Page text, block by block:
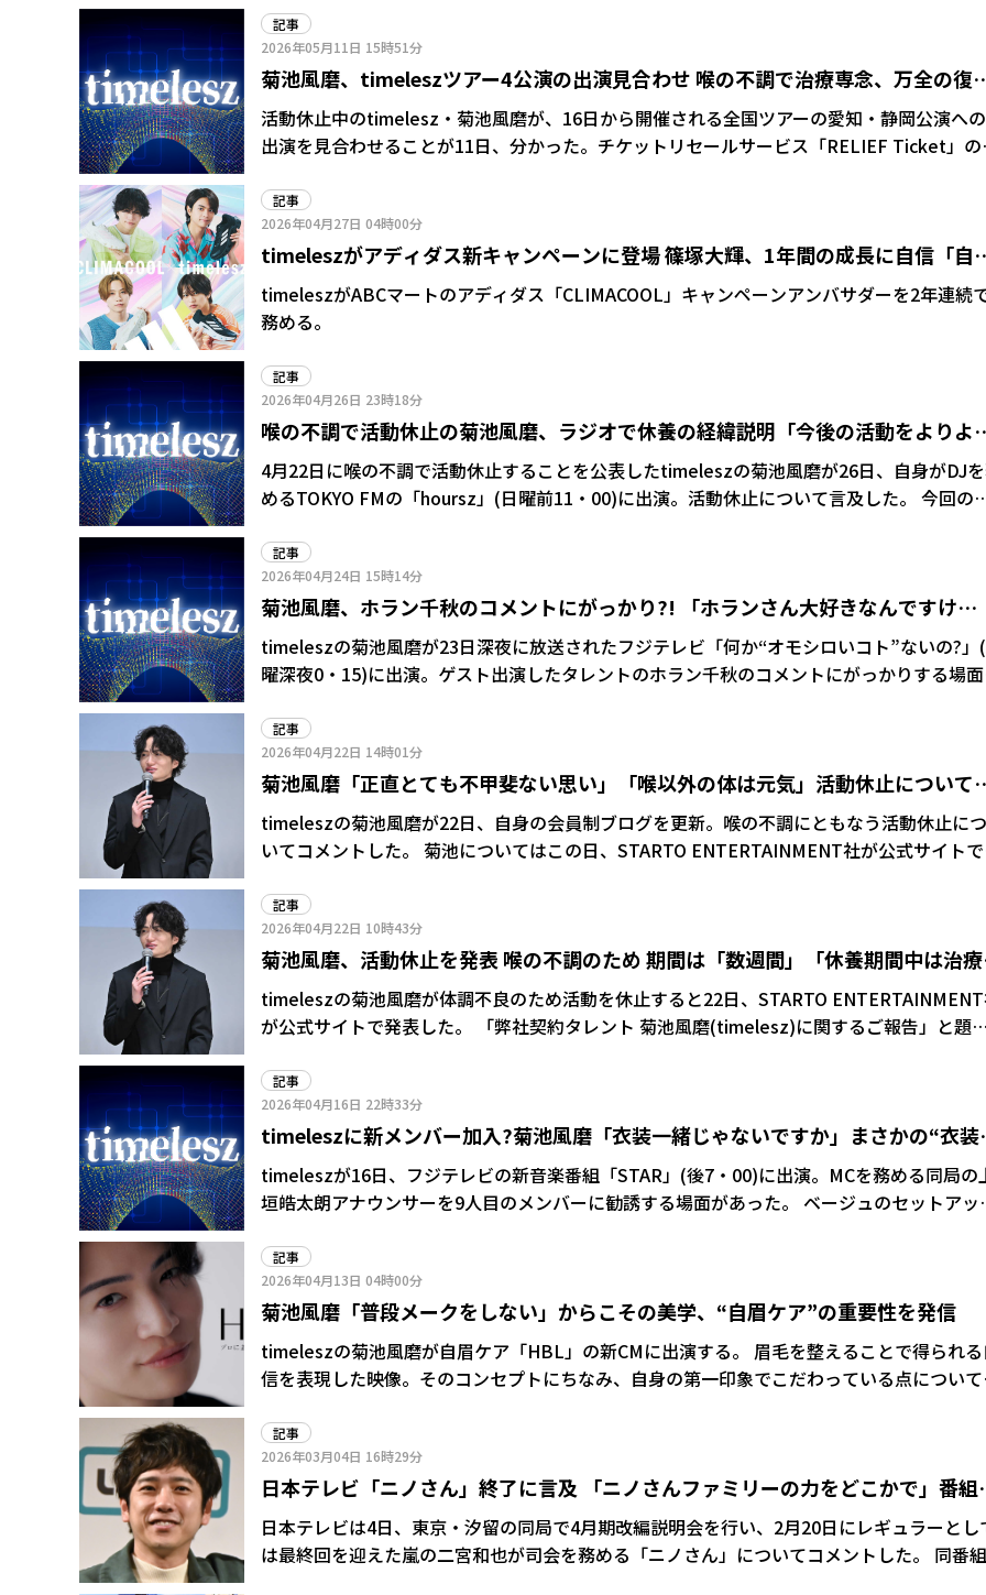
一時活動を休止しておりました弊社契約タレント菊池風磨につきまして、医師の判断、指導の
もと本日6月1日(月)より活動再開させていただきますことをご報告申し上げます」と活動再開
を発表した。 「日頃より応援してくださっているファンの皆さま、ならびに関係各所の皆さま
には、多大なるご心配とご迷惑をおかけいたしましたこと、心よりお詫び申し上げます。引き
続きご支援賜りますよう、お願い申し上げます」と呼びかけた。 その後、菊池本人もインス
タグラムのストーリーズを更新。「ただいま戻りました。活動、再開いたします」と復帰を報
告した。
記事
2026年05月11日 15時51分
菊池風磨、timeleszツアー4公演の出演見合わせ 喉の不調で治療専念、万全の復
を目指す
活動休止中のtimelesz・菊池風磨が、16日から開催される全国ツアーの愛知・静岡公演への
出演を見合わせることが11日、分かった。チケットリセールサービス「RELIEF Ticket」の
を掲載。現在、菊池は活動再開に向けて治療に専念しているものの「現時点では万全の状態で
の活動再開が難しく、愛知・静岡公演は出演を見合わせることとなりました」と報告してい
る。
記事
2026年04月27日 04時00分
timeleszがアディダス新キャンペーンに登場 篠塚大輝、1年間の成長に自信「自
な笑顔になった」
timeleszがABCマートのアディダス「CLIMACOOL」キャンペーンアンバサダーを2年連続
務める。
記事
2026年04月26日 23時18分
喉の不調で活動休止の菊池風磨、ラジオで休養の経緯説明「今後の活動をよりよ
ものに」番組は継続
4月22日に喉の不調で活動休止することを公表したtimeleszの菊池風磨が26日、自身がDJ
めるTOKYO FMの「hoursz」(日曜前11・00)に出演。活動休止について言及した。 今回の番
たくし菊池風磨は4月22日より療養期間に入っております。喉の不調により、診察を受けた結
果、治療に専念する必要があるという判断になりました。ちょっとずつだまし、だましやって
いきたいなと思っていたんですけども、ここでしっかりお休みすることで今後の活動をよりよ
いものにしていくべく決断に至りました」と休養に至った経緯を説明した。
記事
2026年04月24日 15時14分
菊池風磨、ホラン千秋のコメントにがっかり?! 「ホランさん大好きなんですけ
ど…」矛盾指摘でバッサリ
timeleszの菊池風磨が23日深夜に放送されたフジテレビ「何か“オモシロいコト”ないの?」
曜深夜0・15)に出演。ゲスト出演したタレントのホラン千秋のコメントにがっかりする場
を放送。最初の問題が「馬刺し」と伝えられると、ホランは「馬刺しなんか1回食べたことあ
るかどうかぐらい。食べない」と自信なさげだった。 さらに「馬刺し」が登場すると「わか
んないよ!こんなの!なんだよー…」と思わず天を仰いだ。自身が食べたのがピンかキリか「
ジでわかんない」と表情をしかめた。 解答タイムでは「高級(ピン)」の札を挙げた。理由につ
いて聞かれると「私、そんな生肉が得意じゃない。馬刺しも食べたことがあるかわからなく
て…。だけど、臭みは別に(口に)入れた時はなかったので。肉っていうものを客観的に見た時
に、お手頃ではないのかなって」と慎重に言葉を選んで説明した。
記事
2026年04月22日 14時01分
菊池風磨「正直とても不甲斐ない思い」「喉以外の体は元気」活動休止について
員制ブログで言及
timeleszの菊池風磨が22日、自身の会員制ブログを更新。喉の不調にともなう活動休止につ
いてコメントした。 菊池についてはこの日、STARTO ENTERTAINMENT社が公式サイトで
調が続いたため医師の診察を受けた結果、治療に専念する必要があるとの判断に至りました。
医師の指導のもと、本人および関係各所と協議の上、今後の活動を万全の状態で継続していく
ため、数週間の活動を休止させていただく運びとなりました」と経過も明かされた。
記事
2026年04月22日 10時43分
菊池風磨、活動休止を発表 喉の不調のため 期間は「数週間」「休養期間中は治
専念」
timeleszの菊池風磨が体調不良のため活動を休止すると22日、STARTO
が公式サイトで発表した。 「弊社契約タレント 菊池風磨(timelesz)に関するご報告」と題し
不調により一定期間活動を休止し治療に専念することとなりましたので、ご報告申し上げま
す」と伝えた。
記事
2026年04月16日 22時33分
timeleszに新メンバー加入?菊池風磨「衣装一緒じゃないですか」まさかの“衣装
ぶり”イジる
timeleszが16日、フジテレビの新音楽番組「STAR」(後7・00)に出演。MCを務める同局の
垣皓太朗アナウンサーを9人目のメンバーに勧誘する場面があった。 ベージュのセットアップ
と、菊池風磨は「それはもう上垣くんでしょ」と即答。「見てください、衣装一緒じゃないで
すか」とベージュのスーツで“衣装かぶり”した上垣アナをイジった。 メンバーからも「9人目
だ」「メンバーだ」「新メンバーみたいになってる」「コウタロウくん」などの声が上がっ
た。
記事
2026年04月13日 04時00分
菊池風磨「普段メークをしない」からこその美学、“自眉ケア”の重要性を発信
timeleszの菊池風磨が自眉ケア「HBL」の新CMに出演する。 眉毛を整えることで得られる自
信を表現した映像。そのコンセプトにちなみ、自身の第一印象でこだわっている点について
記事
2026年03月04日 16時29分
日本テレビ「ニノさん」終了に言及 「ニノさんファミリーの力をどこかで」番組
了後の展望を示唆
日本テレビは4日、東京・汐留の同局で4月期改編説明会を行い、2月20日にレギュラーとし
は最終回を迎えた嵐の二宮和也が司会を務める「ニノさん」についてコメントした。 同番組